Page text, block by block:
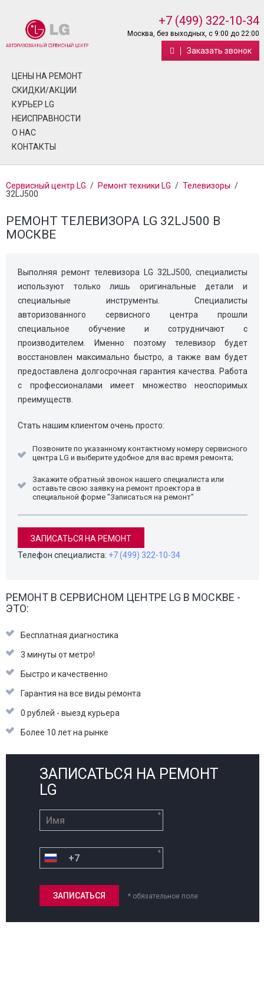
+7 (499) 322-10-34
Москва, без выходных, с 9:00 до 22:00
Заказать звонок
ЦЕНЫ НА РЕМОНТ
СКИДКИ/АКЦИИ
КУРЬЕР LG
НЕИСПРАВНОСТИ
О НАС
КОНТАКТЫ
Сервисный центр LG / Ремонт техники LG / Телевизоры /
32LJ500
РЕМОНТ ТЕЛЕВИЗОРА LG 32LJ500 В
МОСКВЕ
Выполняя ремонт телевизора LG 32LJ500, специалисты
используют только лишь оригинальные детали и
специальные инструменты. Специалисты
авторизованного сервисного центра прошли
специальное обучение и сотрудничают с
производителем. Именно поэтому телевизор будет
восстановлен максимально быстро, а также вам будет
предоставлена долгосрочная гарантия качества. Работа
с профессионалами имеет множество неоспоримых
преимуществ.
Стать нашим клиентом очень просто:
Позвоните по указанному контактному номеру сервисного
центра LG и выберите удобное для вас время ремонта;
Закажите обратный звонок нашего специалиста или
оставьте свою заявку на ремонт проектора в
специальной форме "Записаться на ремонт"
ЗАПИСАТЬСЯ НА РЕМОНТ
Телефон специалиста: +7 (499) 322-10-34
РЕМОНТ В СЕРВИСНОМ ЦЕНТРЕ LG В МОСКВЕ -
ЭТО:
Бесплатная диагностика
3 минуты от метро!
Быстро и качественно
Гарантия на все виды ремонта
0 рублей - выезд курьера
Более 10 лет на рынке
ЗАПИСАТЬСЯ НА РЕМОНТ
LG
*
*
* обязательное поле